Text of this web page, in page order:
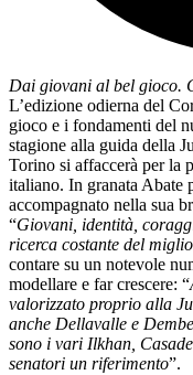
Dai giovani al bel gioco.
L’edizione odierna del
gioco e i fondamenti del
stagione alla guida della
Torino si affaccerà per la
italiano. In granata Abate
accompagnato nella sua
“Giovani, identità,
ricerca costante del
contare su un notevole
modellare e far crescere: “
valorizzato proprio alla
anche Dellavalle e
sono i vari Ilkhan,
senatori un riferimento”.